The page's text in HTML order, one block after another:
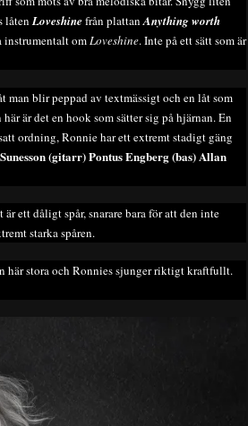
låtenLoveshine från plattanAnything worth
instrumentalt omLoveshine. Inte på ett sätt som är
man blir peppad av textmässigt och en låt som
är det en hook som sätter sig på hjärnan. En
ordning, Ronnie har ett extremt stadigt gäng
(gitarr) Pontus Engberg (bas) Allan
ett dåligt spår, snarare bara för att den inte
starka spåren.
här stora och Ronnies sjunger riktigt kraftfullt.